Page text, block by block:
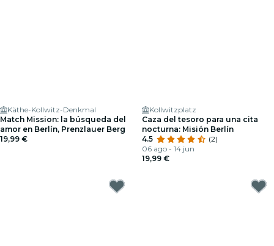
Käthe-Kollwitz-Denkmal
Match Mission: la búsqueda del
amor en Berlín, Prenzlauer Berg
19,99 €
Kollwitzplatz
Caza del tesoro para una cita
nocturna: Misión Berlín
4.5
(2)
06 ago - 14 jun
19,99 €